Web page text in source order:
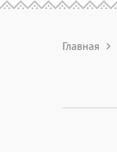
Главная